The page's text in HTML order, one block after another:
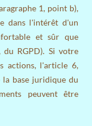
1, point b),
dans l'intérêt d'un
et sûr que
RGPD). Si votre
actions, l'article 6,
base juridique du
peuvent être